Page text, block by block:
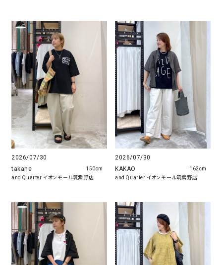
2026/07/30
takane
and Quarter イオンモール筑紫野店
150cm
2026/07/30
KAKAO
and Quarter イオンモール筑紫野店
162cm